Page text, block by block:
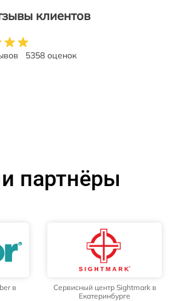
клиентов
5358 оценок
партнёры
в
Сервисный центр Sightmark в
Екатеринбурге